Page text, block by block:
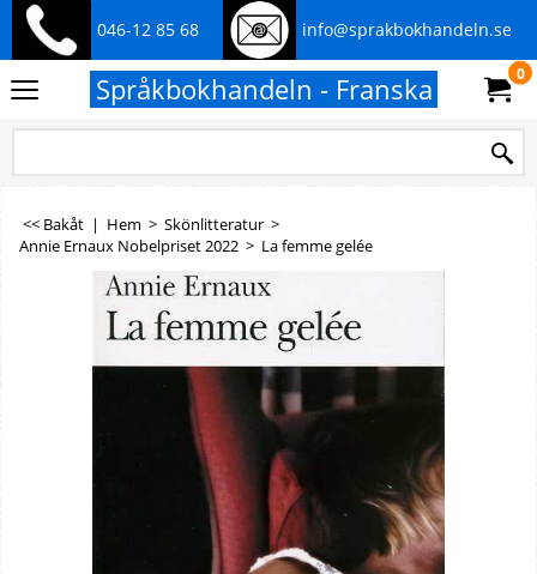
046-12 85 68 info@sprakbokhandeln.se
Språkbokhandeln - Franska 0
<< Bakåt | Hem > Skönlitteratur >
Annie Ernaux Nobelpriset 2022 > La femme gelée